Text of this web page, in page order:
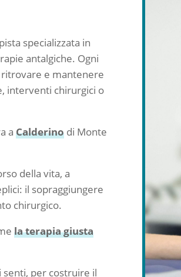
specializzata in
antalgiche. Ogni
e mantenere
interventi chirurgici o
aCalderino di Monte
della vita, a
il sopraggiungere
chirurgico.
la terapia giusta
per costruire il